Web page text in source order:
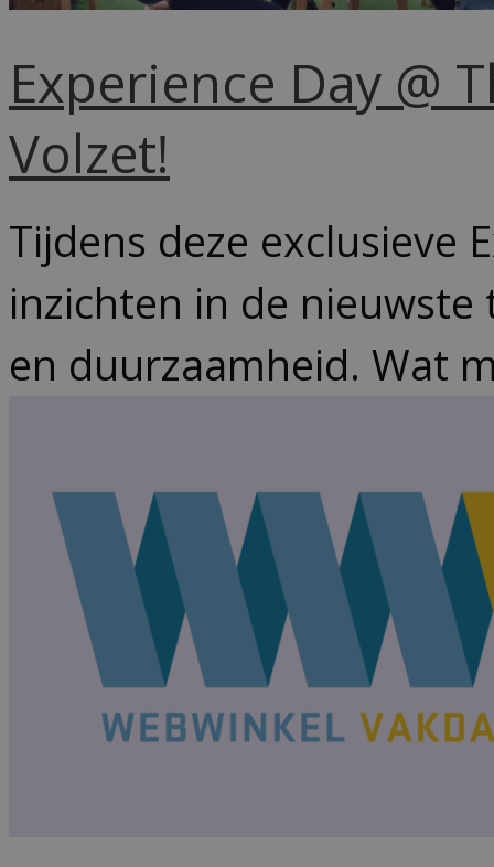
Experience Day @
Volzet!
Tijdens deze exclusieve
inzichten in de
en duurzaamheid. Wat